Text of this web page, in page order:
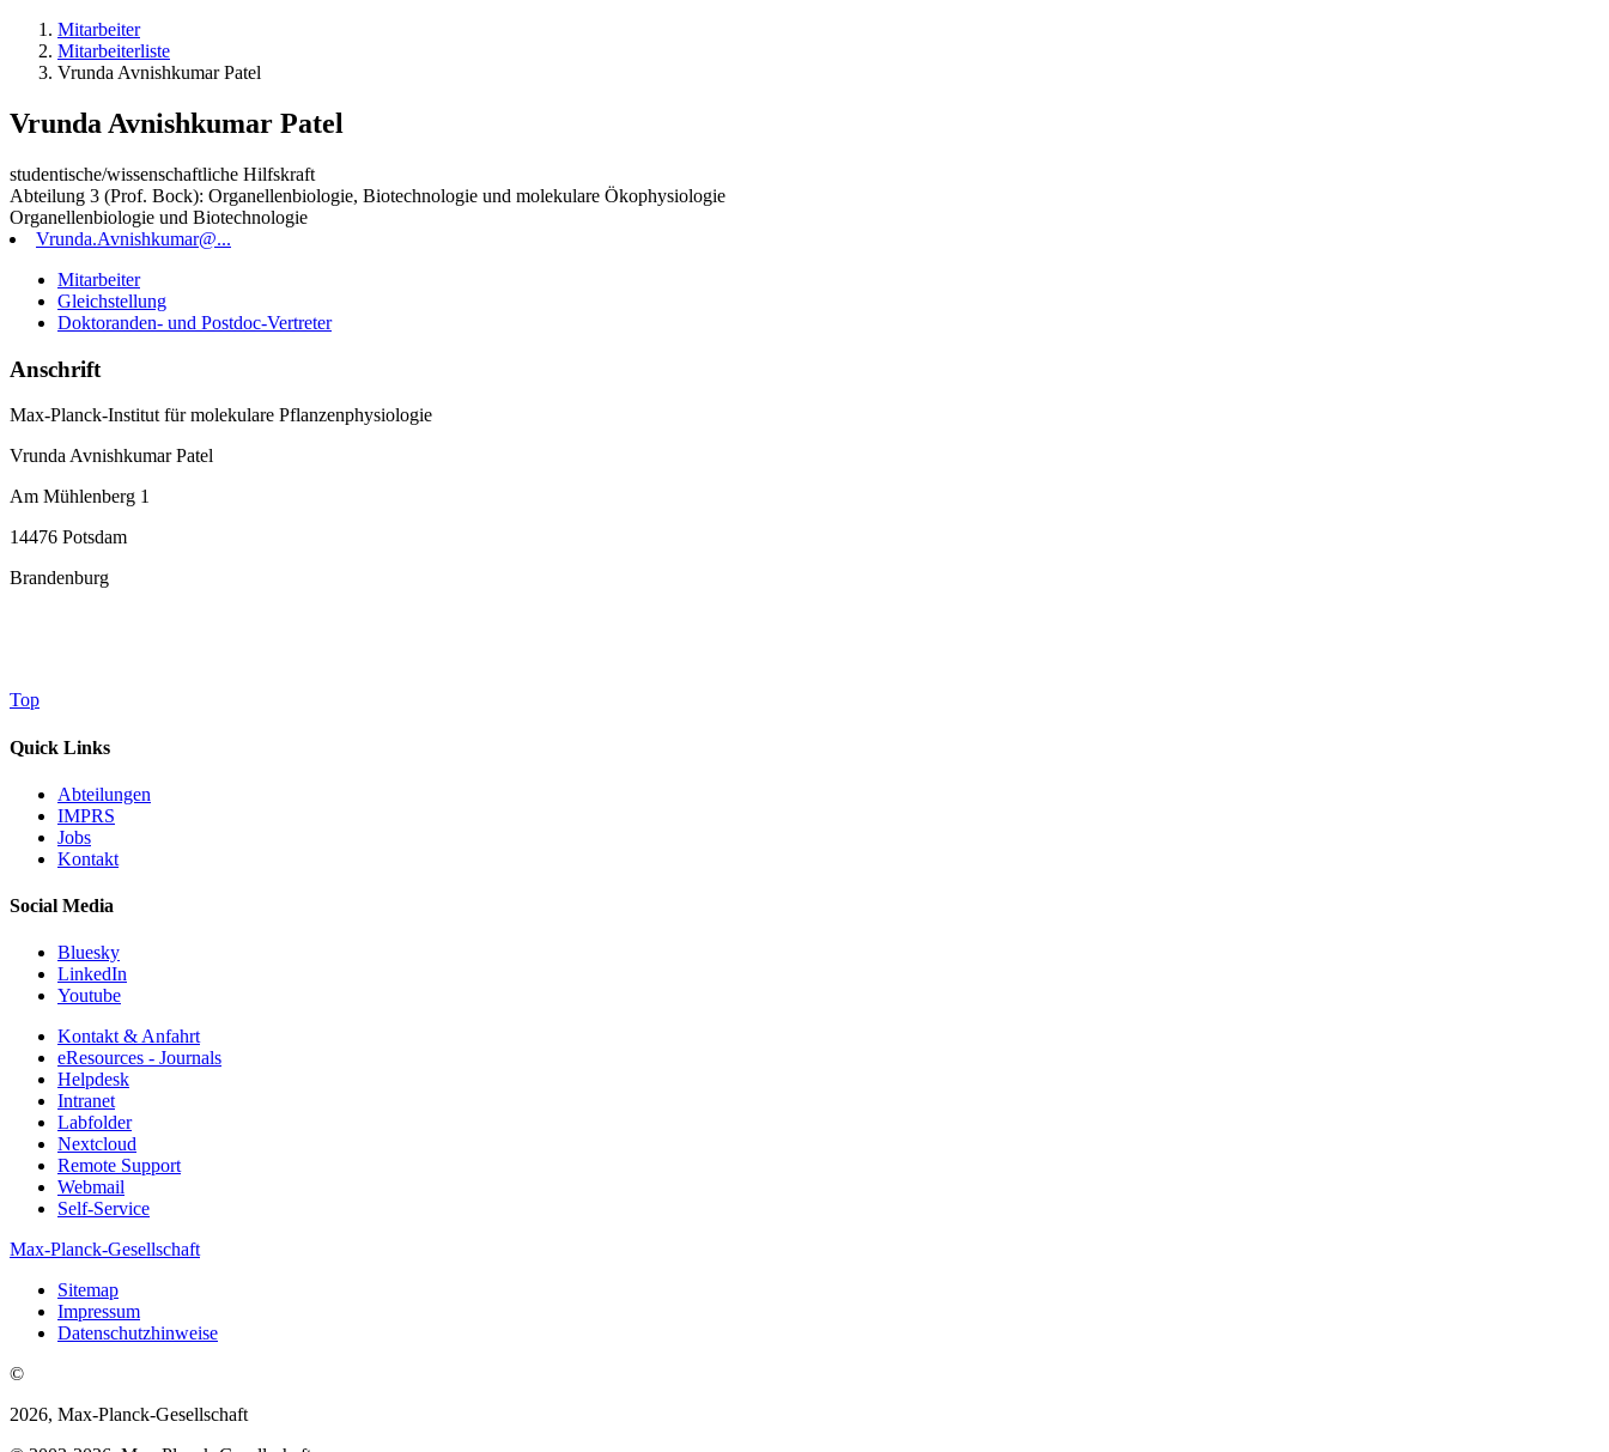
Mitarbeiter
Mitarbeiterliste
Vrunda Avnishkumar Patel
Vrunda Avnishkumar Patel
studentische/wissenschaftliche Hilfskraft
Abteilung 3 (Prof. Bock): Organellenbiologie, Biotechnologie und molekulare Ökophysiologie
Organellenbiologie und Biotechnologie
Vrunda.Avnishkumar@...
Mitarbeiter
Gleichstellung
Doktoranden- und Postdoc-Vertreter
Anschrift
Max-Planck-Institut für molekulare Pflanzenphysiologie
Vrunda Avnishkumar Patel
Am Mühlenberg 1
14476 Potsdam
Brandenburg
Top
Quick Links
Abteilungen
IMPRS
Jobs
Kontakt
Social Media
Bluesky
LinkedIn
Youtube
Kontakt & Anfahrt
eResources - Journals
Helpdesk
Intranet
Labfolder
Nextcloud
Remote Support
Webmail
Self-Service
Max-Planck-Gesellschaft
Sitemap
Impressum
Datenschutzhinweise
©
2026, Max-Planck-Gesellschaft